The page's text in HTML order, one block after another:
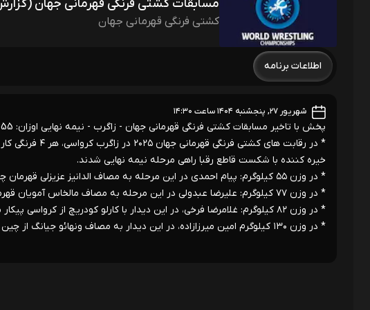
مسابقات کشتی فرنگی قهرمانی جهان
کشتی فرنگی قهرمانی جهان
اطلاعات برنامه
شهریور ۲۷, پنجشنبه ۱۴۰۴ ساعت ۱۴:۳۰
پخش با تاخیر مسابقات کشتی فرنگی قهرمانی جهان - زاگرب - نیمه نهایی اوزان: 55-77-82-130 کیلوگرم
خیره کننده با شکست قاطع رقبا راهی مرحله نیمه نهایی شدند.
* در وزن ۵۵ کیلوگرم: پیام احمدی در این مرحله به مصاف الدانیز عزیزلی قهرمان چند دوره جهان از آذربایجان می رود.
* در وزن ۷۷ کیلوگرم: علیرضا عبدولی در این مرحله به مصاف مالخاس آمویان قهرمان جهان و دارنده مدال برنز المپیک از ارمنستان می رود.
* در وزن ۸۲ کیلوگرم: غلامرضا فرخی، در این دیدار با کارلو کودریچ از کرواسی پیکار می کند.
* در وزن ۱۳۰ کیلوگرم امین میرزازاده، در این دیدار به مصاف ونهائو جیانگ از چین می رود.